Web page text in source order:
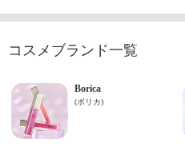
コスメブランド一覧